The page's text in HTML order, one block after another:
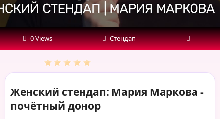
0 Views Стендап
Женский стендап: Мария Маркова -
почётный донор